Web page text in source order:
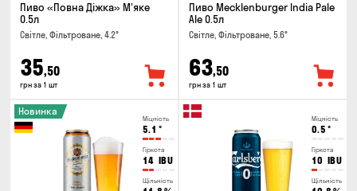
Пиво «Повна Діжка» М'яке
0.5л
Світле, Фільтроване, 4.2°
35,50
грн за 1 шт
Пиво Mecklenburger India Pale
Ale 0.5л
Світле, Фільтроване, 5.6°
63,50
грн за 1 шт
Міцність
5.1 °
Гіркота
14 IBU
Щільність
Новинка
Міцність
0.5 °
Гіркота
10 IBU
Щільність